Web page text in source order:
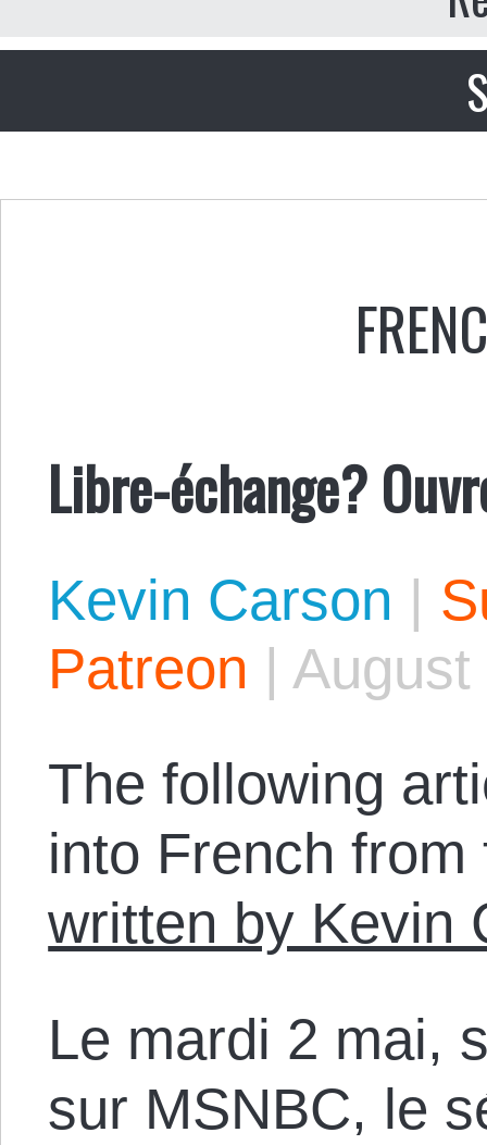
Libre-échange?
Kevin Carson |
Patreon |
The following
into French
written by Kevin
Le mardi 2 mai,
sur MSNBC, le